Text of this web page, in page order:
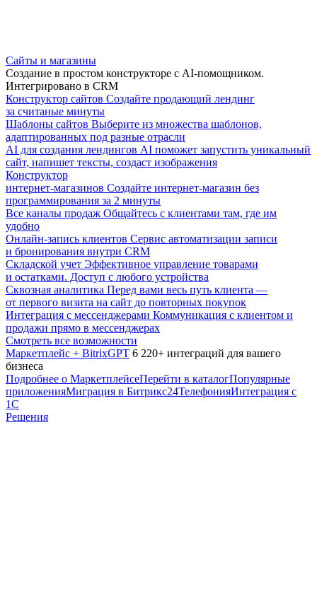
Сайты и магазины
Создание в простом конструкторе с AI-помощником.
Интегрировано в CRM
Конструктор сайтов Создайте продающий лендинг
за считаные минуты
Шаблоны сайтов Выберите из множества шаблонов,
адаптированных под разные отрасли
AI для создания лендингов AI поможет запустить уникальный
сайт, напишет тексты, создаст изображения
Конструктор
интернет-магазинов Создайте интернет-магазин без
программирования за 2 минуты
Все каналы продаж Общайтесь с клиентами там, где им
удобно
Онлайн-запись клиентов Сервис автоматизации записи
и бронирования внутри CRM
Складской учет Эффективное управление товарами
и остатками. Доступ с любого устройства
Сквозная аналитика Перед вами весь путь клиента —
от первого визита на сайт до повторных покупок
Интеграция с мессенджерами Коммуникация с клиентом и
продажи прямо в мессенджерах
Смотреть все возможности
Маркетплейс + BitrixGPT 6 220+ интеграций для вашего
бизнеса
Подробнее о МаркетплейсеПерейти в каталогПопулярные
приложенияМиграция в Битрикс24ТелефонияИнтеграция с
1С
Решения